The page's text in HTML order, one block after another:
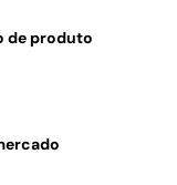
de produto